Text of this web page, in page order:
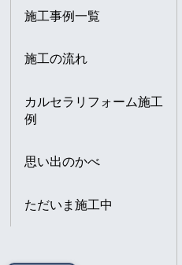
施工事例一覧
施工の流れ
カルセラリフォーム施工
例
思い出のかべ
ただいま施工中